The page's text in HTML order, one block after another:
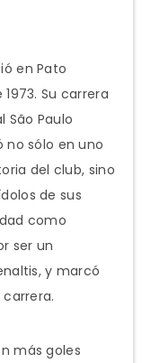
en Pato
Su carrera
Paulo
no sólo en uno
del club, sino
de sus
como
ser un
y marcó
más goles